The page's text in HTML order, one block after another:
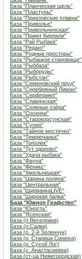
База "Планческая щель"
База "Пластуны"
База "Приазовские плавни"
База "Приволье"
База "Привольненская"
База "Приют Кирпили"
База "Рай Рыбака"
База "Редант"
База "Родные просторы"
База "Рыбацкое становище"
База "Рыббаза"
База "Рыбпруды"
База "Рыбстан"
База "Семеновский пруд"
База "Серебряный Лиман"
База "Серфприют"
База "Славянская"
База "Соленые озёра"
База "Сосенки"
База "Старокорсунская"
База "Супер"
База "Тайное местечко"
База "Темрючанка"
База "Тополек"
База "Тут здорово"
База "Удача рыбака"
База "Фауна"
База "Феникс"
База "Хмельницкая"
База "Царина поляна"
База "Центральная"
База "ШирванкаLIVE"
База "Широкая балка"
База "Южное Графство"
База "Юность"
База "Ясенская"
База (п.Веселовка)
База (п.Садки)
База (р. 2-й Зеленчук)
База (р. Старица Синюха)
База (р. Сухой Лог)
База (с. Анастасиевка)
База (ст-ца Нижегородская)